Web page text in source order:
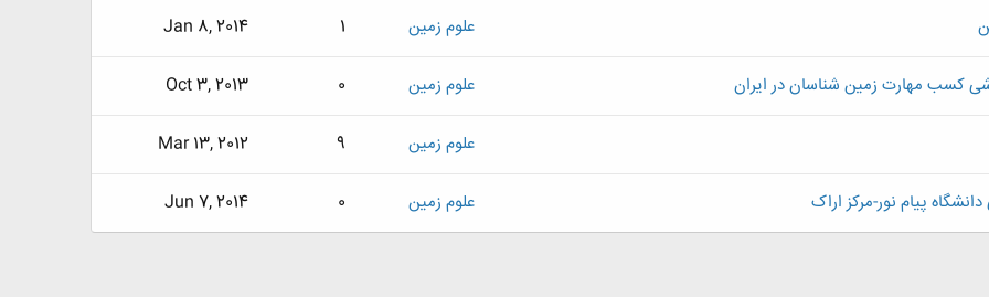
علوم زمین 1
Jan 8, 2014
کسب مهارت زمین شناسان در ایران علوم زمین 0
Oct 3, 2013
علوم زمین 9
Mar 13, 2012
پیام نور-مرکز اراک علوم زمین 0
Jun 7, 2014